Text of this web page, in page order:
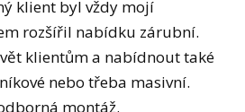
klient byl vždy mojí
rozšířil nabídku zárubní.
klientům a nabídnout také
nebo třeba masivní.
montáž.